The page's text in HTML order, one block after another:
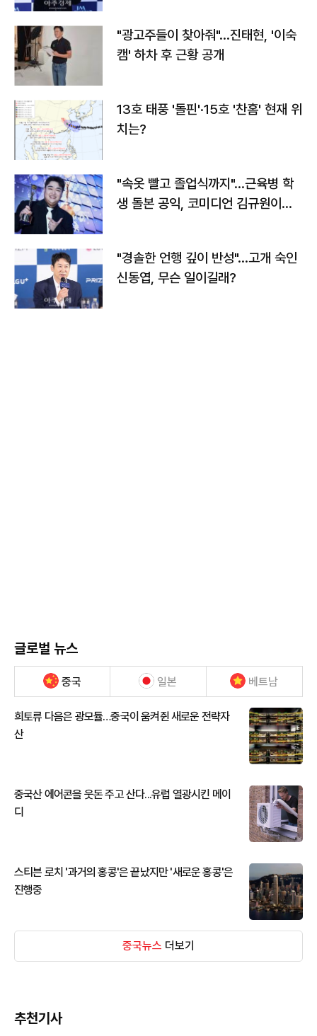
"광고주들이 찾아줘"…진태현, '이숙
캠' 하차 후 근황 공개
13호 태풍 '돌핀'·15호 '찬홈' 현재 위
치는?
"속옷 빨고 졸업식까지"…근육병 학
생 돌본 공익, 코미디언 김규원이었
"경솔한 언행 깊이 반성"…고개 숙인
신동엽, 무슨 일이길래?
글로벌 뉴스
중국 일본 베트남
희토류 다음은 광모듈…중국이 움켜쥔 새로운 전략자
산
중국산 에어콘을 웃돈 주고 산다...유럽 열광시킨 메이
디
스티븐 로치 '과거의 홍콩'은 끝났지만 '새로운 홍콩'은
진행중
중국뉴스 더보기
추천기사